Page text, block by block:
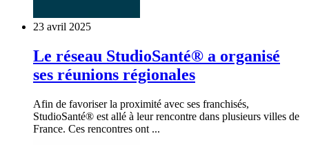
23 avril 2025
Le réseau StudioSanté® a organisé
ses réunions régionales
Afin de favoriser la proximité avec ses franchisés,
StudioSanté® est allé à leur rencontre dans plusieurs villes de
France. Ces rencontres ont ...